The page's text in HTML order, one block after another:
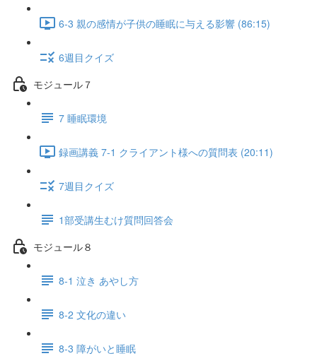
6-3 親の感情が子供の睡眠に与える影響 (86:15)
6週目クイズ
モジュール７
7 睡眠環境
録画講義 7-1 クライアント様への質問表 (20:11)
7週目クイズ
1部受講生むけ質問回答会
モジュール８
8-1 泣き あやし方
8-2 文化の違い
8-3 障がいと睡眠